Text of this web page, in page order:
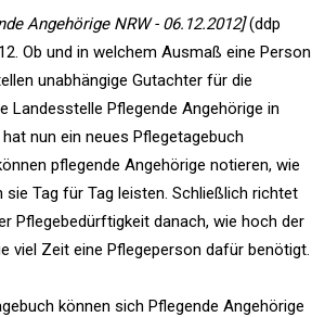
Angehörige NRW - 06.12.2012](ddp
Ob und in welchem Ausmaß eine Person
unabhängige Gutachter für die
Landesstelle Pflegende Angehörige in
nun ein neues Pflegetagebuch
pflegende Angehörige notieren, wie
sie Tag für Tag leisten. Schließlich richtet
Pflegebedürftigkeit danach, wie hoch der
viel Zeit eine Pflegeperson dafür benötigt.
können sich Pflegende Angehörige